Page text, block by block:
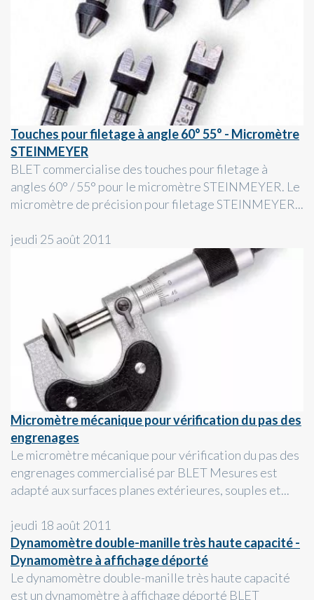
Touches pour filetage à angle 60° 55° - Micromètre
STEINMEYER
BLET commercialise des touches pour filetage à
angles 60° / 55° pour le micromètre STEINMEYER. Le
micromètre de précision pour filetage STEINMEYER...
jeudi 25 août 2011
Micromètre mécanique pour vérification du pas des
engrenages
Le micromètre mécanique pour vérification du pas des
engrenages commercialisé par BLET Mesures est
adapté aux surfaces planes extérieures, souples et...
jeudi 18 août 2011
Dynamomètre double-manille très haute capacité -
Dynamomètre à affichage déporté
Le dynamomètre double-manille très haute capacité
est un dynamomètre à affichage déporté BLET